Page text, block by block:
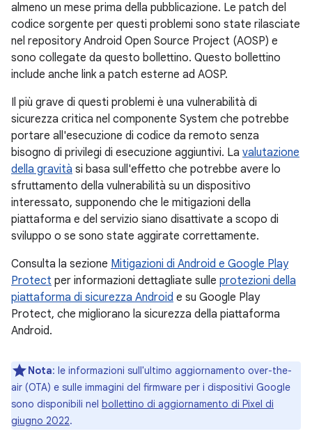
almeno un mese prima della pubblicazione. Le patch del
codice sorgente per questi problemi sono state rilasciate
nel repository Android Open Source Project (AOSP) e
sono collegate da questo bollettino. Questo bollettino
include anche link a patch esterne ad AOSP.
Il più grave di questi problemi è una vulnerabilità di
sicurezza critica nel componente System che potrebbe
portare all'esecuzione di codice da remoto senza
bisogno di privilegi di esecuzione aggiuntivi. La valutazione
della gravità si basa sull'effetto che potrebbe avere lo
sfruttamento della vulnerabilità su un dispositivo
interessato, supponendo che le mitigazioni della
piattaforma e del servizio siano disattivate a scopo di
sviluppo o se sono state aggirate correttamente.
Consulta la sezione Mitigazioni di Android e Google Play
Protect per informazioni dettagliate sulle protezioni della
piattaforma di sicurezza Android e su Google Play
Protect, che migliorano la sicurezza della piattaforma
Android.
Nota: le informazioni sull'ultimo aggiornamento over-the-
air (OTA) e sulle immagini del firmware per i dispositivi Google
sono disponibili nel bollettino di aggiornamento di Pixel di
giugno 2022.